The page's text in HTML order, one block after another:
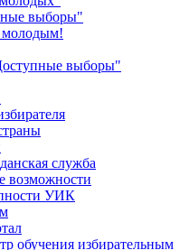
выборы"
молодым!
выборы"
служба
возможности
УИК
обучения избирательным